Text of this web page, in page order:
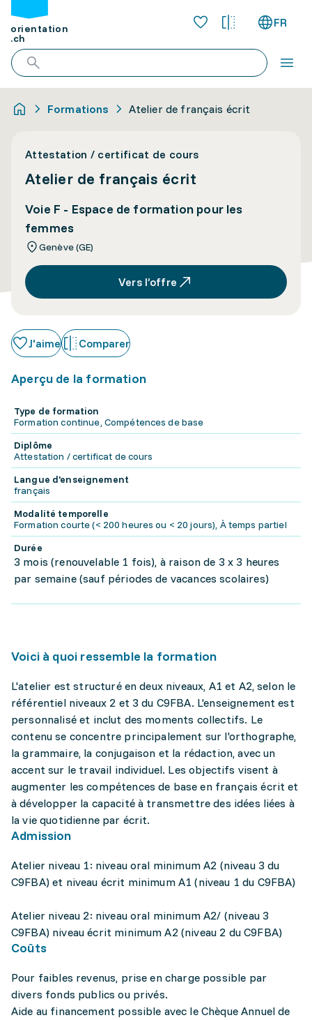
orientation
.ch
FR
Formations Atelier de français écrit
Attestation / certificat de cours
Atelier de français écrit
Voie F - Espace de formation pour les
femmes
Genève (GE)
Vers l’offre
J'aime Comparer
Aperçu de la formation
Type de formation
Formation continue, Compétences de base
Diplôme
Attestation / certificat de cours
Langue d'enseignement
français
Modalité temporelle
Formation courte (< 200 heures ou < 20 jours), À temps partiel
Durée
3 mois (renouvelable 1 fois), à raison de 3 x 3 heures
par semaine (sauf périodes de vacances scolaires)
Voici à quoi ressemble la formation
L'atelier est structuré en deux niveaux, A1 et A2, selon le
référentiel niveaux 2 et 3 du C9FBA. L'enseignement est
personnalisé et inclut des moments collectifs. Le
contenu se concentre principalement sur l'orthographe,
la grammaire, la conjugaison et la rédaction, avec un
accent sur le travail individuel. Les objectifs visent à
augmenter les compétences de base en français écrit et
à développer la capacité à transmettre des idées liées à
la vie quotidienne par écrit.
Admission
Atelier niveau 1: niveau oral minimum A2 (niveau 3 du
C9FBA) et niveau écrit minimum A1 (niveau 1 du C9FBA)
Atelier niveau 2: niveau oral minimum A2/ (niveau 3
C9FBA) niveau écrit minimum A2 (niveau 2 du C9FBA)
Coûts
Pour faibles revenus, prise en charge possible par
divers fonds publics ou privés.
Aide au financement possible avec le Chèque Annuel de